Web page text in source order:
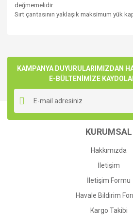
değmemelidir.
Sırt çantasının yaklaşık maksimum yük
Yorum Yaz
kullanarak tarafımıza iletebilirsiniz.
Görüş ve önerileriniz için teşekkür
Ürün resmi kalitesiz, bozuk veya
Ürün açıklamasında eksik bilgiler
Ürün bilgilerinde hatalar bulunuyor.
Ürün fiyatı diğer sitelerden daha
Gönder
KAMPANYA DUYURULARIMIZDAN
E-BÜLTENİMİZE
KURUMSAL
Hakkımızda
İletişim
İletişim Formu
Havale Bildirim
Kargo Takibi